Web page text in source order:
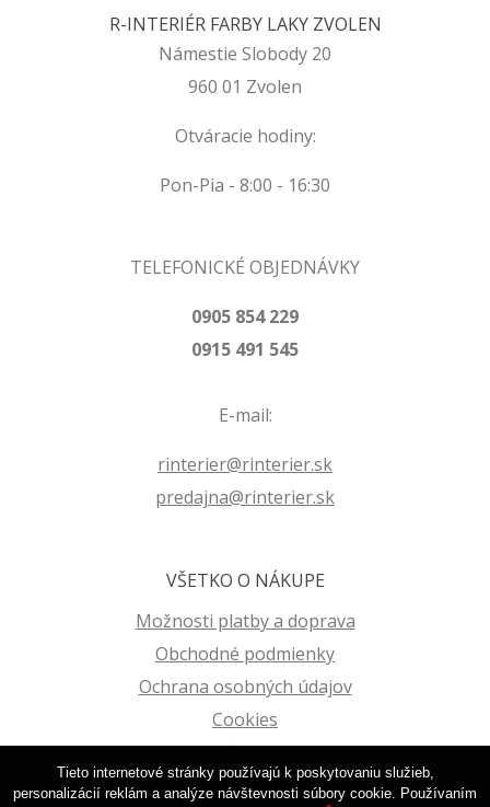
R-INTERIÉR FARBY LAKY ZVOLEN
Námestie Slobody 20
960 01 Zvolen
Otváracie hodiny:
Pon-Pia - 8:00 - 16:30
TELEFONICKÉ OBJEDNÁVKY
0905 854 229
0915 491 545
E-mail:
rinterier@rinterier.sk
predajna@rinterier.sk
VŠETKO O NÁKUPE
Možnosti platby a doprava
Obchodné podmienky
Ochrana osobných údajov
Cookies
Reklamačný poriadok
Tieto internetové stránky používajú k poskytovaniu služieb,
personalizácií reklám a analýze návštevnosti súbory cookie. Používaním